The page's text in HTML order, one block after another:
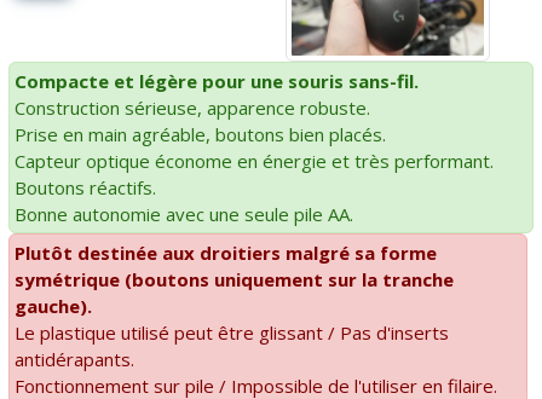
Compacte et légère pour une souris sans-fil.
Construction sérieuse, apparence robuste.
Prise en main agréable, boutons bien placés.
Capteur optique économe en énergie et très performant.
Boutons réactifs.
Bonne autonomie avec une seule pile AA.
Plutôt destinée aux droitiers malgré sa forme
symétrique (boutons uniquement sur la tranche
gauche).
Le plastique utilisé peut être glissant / Pas d'inserts
antidérapants.
Fonctionnement sur pile / Impossible de l'utiliser en filaire.